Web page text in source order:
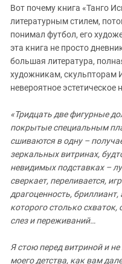
Вот почему книга «Танго
литературным стилем,
понимал футбол, его
эта книга не просто
большая литература,
художникам, скульпторам
невероятное эстетическое
«Тридцать две фигурные
покрытые специальным
сшиваются в одну –
зеркальных витринах,
невидимых подставках –
сверкает, переливается,
драгоценность,
которого столько
слез и переживаний…
Я стою перед витриной и
моего детства, как вам